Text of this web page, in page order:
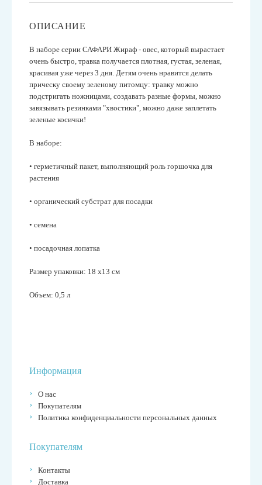
ОПИСАНИЕ
В наборе серии САФАРИ Жираф - овес, который вырастает
очень быстро, травка получается плотная, густая, зеленая,
красивая уже через 3 дня. Детям очень нравится делать
прическу своему зеленому питомцу: травку можно
подстригать ножницами, создавать разные формы, можно
завязывать резинками "хвостики", можно даже заплетать
зеленые косички!
В наборе:
• герметичный пакет, выполняющий роль горшочка для
растения
• органический субстрат для посадки
• семена
• посадочная лопатка
Размер упаковки: 18 х13 см
Объем: 0,5 л
Информация
О нас
Покупателям
Политика конфиденциальности персональных данных
Покупателям
Контакты
Доставка